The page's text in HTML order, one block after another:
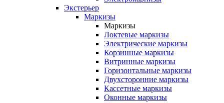
Экстерьер
Маркизы
Маркизы
Локтевые маркизы
Электрические маркизы
Корзинные маркизы
Витринные маркизы
Горизонтальные маркизы
Двухсторонние маркизы
Кассетные маркизы
Оконные маркизы